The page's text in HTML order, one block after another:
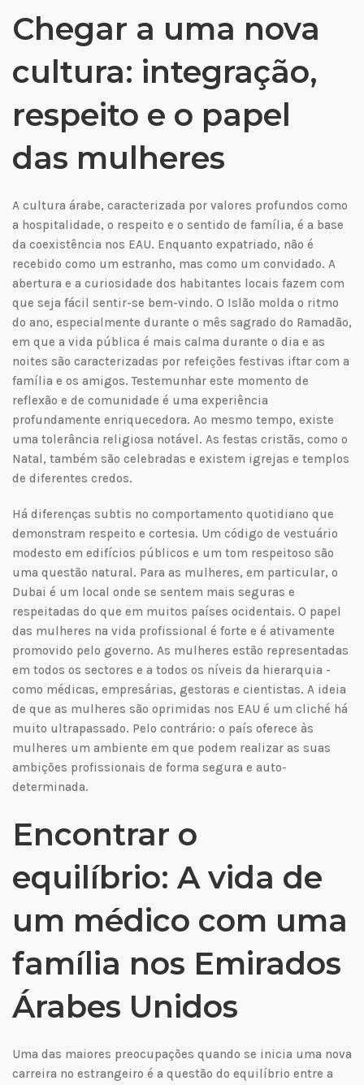
Chegar a uma nova
cultura: integração,
respeito e o papel
das mulheres
A cultura árabe, caracterizada por valores profundos como
a hospitalidade, o respeito e o sentido de família, é a base
da coexistência nos EAU. Enquanto expatriado, não é
recebido como um estranho, mas como um convidado. A
abertura e a curiosidade dos habitantes locais fazem com
que seja fácil sentir-se bem-vindo. O Islão molda o ritmo
do ano, especialmente durante o mês sagrado do Ramadão,
em que a vida pública é mais calma durante o dia e as
noites são caracterizadas por refeições festivas iftar com a
família e os amigos. Testemunhar este momento de
reflexão e de comunidade é uma experiência
profundamente enriquecedora. Ao mesmo tempo, existe
uma tolerância religiosa notável. As festas cristãs, como o
Natal, também são celebradas e existem igrejas e templos
de diferentes credos.
Há diferenças subtis no comportamento quotidiano que
demonstram respeito e cortesia. Um código de vestuário
modesto em edifícios públicos e um tom respeitoso são
uma questão natural. Para as mulheres, em particular, o
Dubai é um local onde se sentem mais seguras e
respeitadas do que em muitos países ocidentais. O papel
das mulheres na vida profissional é forte e é ativamente
promovido pelo governo. As mulheres estão representadas
em todos os sectores e a todos os níveis da hierarquia -
como médicas, empresárias, gestoras e cientistas. A ideia
de que as mulheres são oprimidas nos EAU é um cliché há
muito ultrapassado. Pelo contrário: o país oferece às
mulheres um ambiente em que podem realizar as suas
ambições profissionais de forma segura e auto-
determinada.
Encontrar o
equilíbrio: A vida de
um médico com uma
família nos Emirados
Árabes Unidos
Uma das maiores preocupações quando se inicia uma nova
carreira no estrangeiro é a questão do equilíbrio entre a